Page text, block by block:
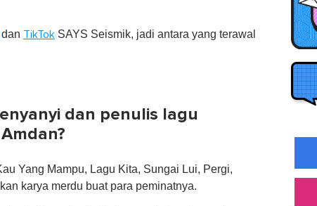
dan TikTok SAYS Seismik, jadi antara yang terawal
dan penulis lagu
Yang Mampu, Lagu Kita, Sungai Lui, Pergi,
karya merdu buat para peminatnya.